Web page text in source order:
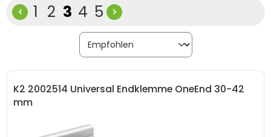
Seite
1 Seite
2 Seite
3 Seite
4 Seite
5
K2 2002514 Universal Endklemme OneEnd 30-42
mm